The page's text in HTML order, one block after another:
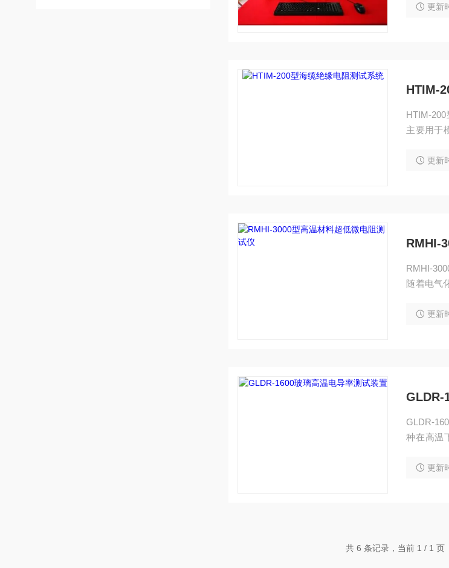
更新
HTIM-
HTIM-
主要用于
定性，为
更新
RMHI-
RMHI-
随着电气
制至关重
更新
GLDR-
GLDR-
种在高温
更新
共 6 条记录，当前 1 / 1